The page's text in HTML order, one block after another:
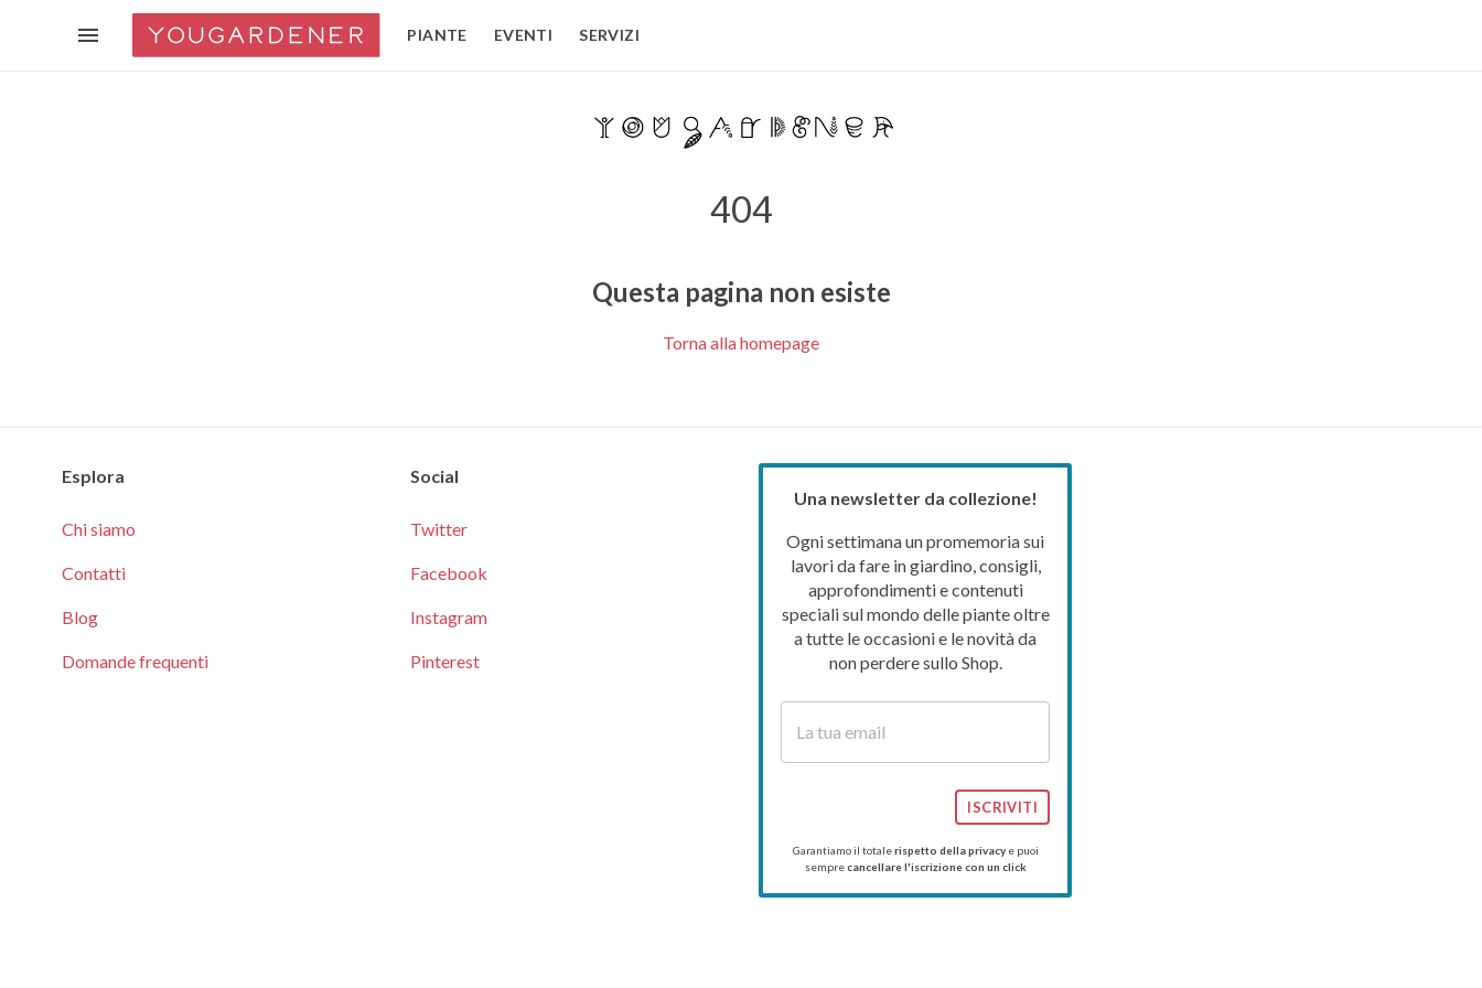
PIANTE EVENTI SERVIZI
404
Questa pagina non esiste
Torna alla homepage
Esplora
Chi siamo
Contatti
Blog
Domande frequenti
Social
Twitter
Facebook
Instagram
Pinterest
Una newsletter da collezione!
Ogni settimana un promemoria sui
lavori da fare in giardino, consigli,
approfondimenti e contenuti
speciali sul mondo delle piante oltre
a tutte le occasioni e le novità da
non perdere sullo Shop.
ISCRIVITI
Garantiamo il totalerispetto della privacye puoi
semprecancellare l'iscrizione con un click